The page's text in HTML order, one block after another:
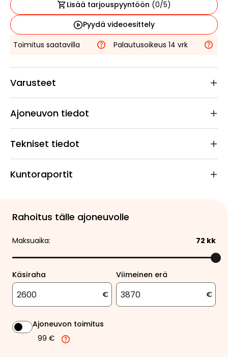
Lisää tarjouspyyntöön (0/5)
Pyydä videoesittely
Toimitus saatavilla
Palautusoikeus 14 vrk
Varusteet
Ajoneuvon tiedot
Tekniset tiedot
Kuntoraportit
Rahoitus tälle ajoneuvolle
Maksuaika: 72 kk
Käsiraha
€
Viimeinen erä
€
Ajoneuvon toimitus
99 €